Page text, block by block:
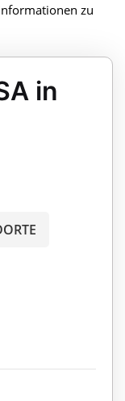
zu
in